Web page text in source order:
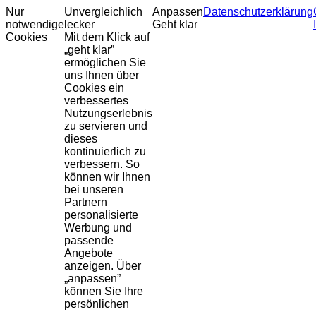
Nur
notwendige
Cookies
Unvergleichlich
lecker
Mit dem Klick auf
„geht klar”
ermöglichen Sie
uns Ihnen über
Cookies ein
verbessertes
Nutzungserlebnis
zu servieren und
dieses
kontinuierlich zu
verbessern. So
können wir Ihnen
bei unseren
Partnern
personalisierte
Werbung und
passende
Angebote
anzeigen. Über
„anpassen”
können Sie Ihre
persönlichen
Anpassen
Geht klar
Datenschutzerklärung